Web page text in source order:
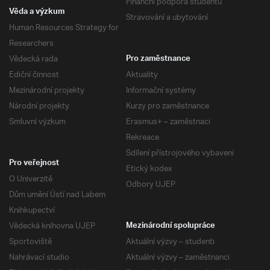
Stravování a ubytování
Věda a výzkum
Human Resources Strategy for
Researchers
Vědecká rada
Ediční činnost
Mezinárodní projekty
Národní projekty
Smluvní výzkum
Pro zaměstnance
Aktuality
Informační systémy
Kurzy pro zaměstnance
Erasmus+ – zaměstnaci
Rekreace
Sdílení přístrojového vybavení
Etický kodex
Odbory UJEP
Pro veřejnost
O Univerzitě
Dům umění Ústí nad Labem
Knihkupectví
Vědecká knihovna UJEP
Sportoviště
Nahrávací studio
Mezinárodní spolupráce
Aktuální výzvy – studenti
Aktuální výzvy – zaměstnanci